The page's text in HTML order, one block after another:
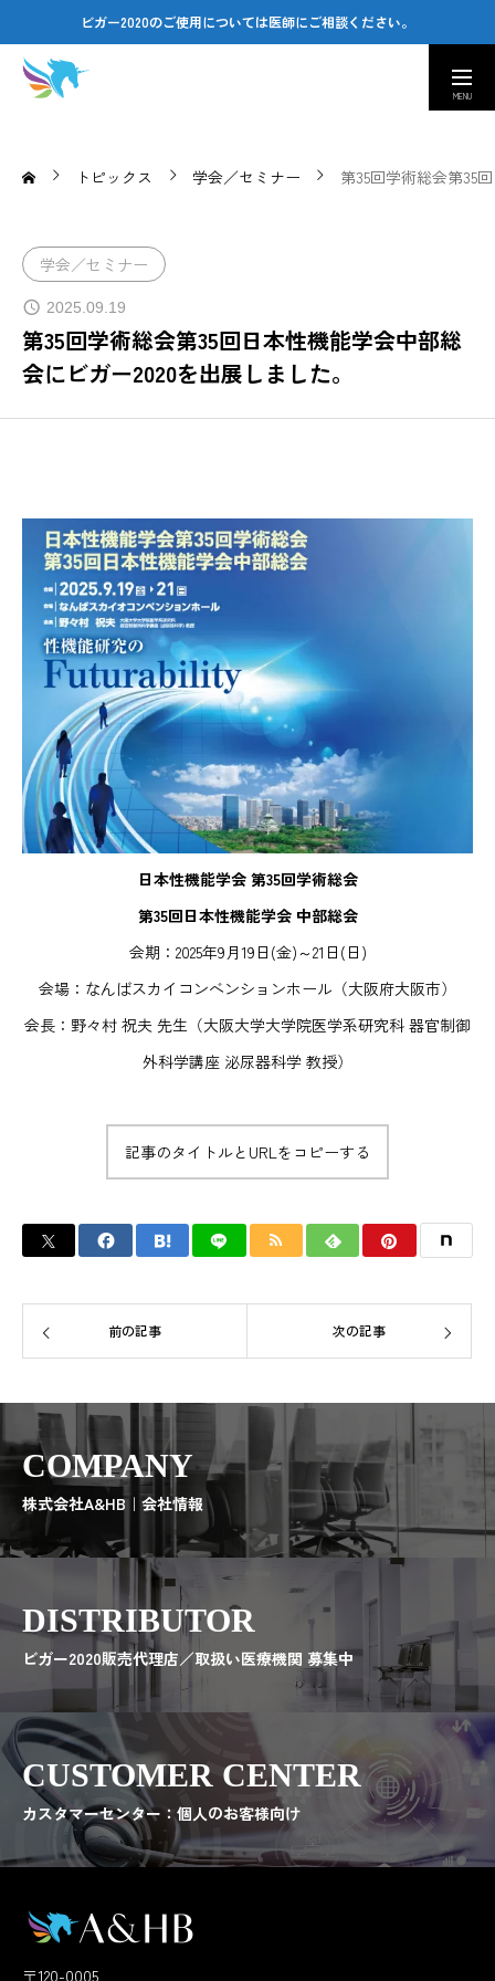
ビガー2020のご使用については医師にご相談ください。
Company
会社情報｜Amusing & Health Beauty
Contact
お問い合わせ窓口｜Q&A
医療従事者専用ページ
トピックス 学会／セミナー 第35回学術総会第35
学会／セミナー
2025.09.19
第35回学術総会第35回日本性機能学会中部総
会にビガー2020を出展しました。
日本性機能学会 第35回学術総会
第35回日本性機能学会 中部総会
会期：2025年9月19日(金)～21日(日)
会場：なんばスカイコンベンションホール（大阪府大阪市）
会長：野々村 祝夫 先生（大阪大学大学院医学系研究科 器官制御
外科学講座 泌尿器科学 教授）
記事のタイトルとURLをコピーする
前の記事 次の記事
COMPANY
株式会社A&HB｜会社情報
DISTRIBUTOR
ビガー2020販売代理店／取扱い医療機関 募集中
CUSTOMER CENTER
カスタマーセンター：個人のお客様向け
〒120-0005